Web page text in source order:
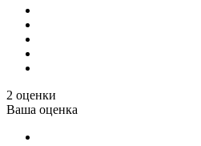
2 оценки
Ваша оценка